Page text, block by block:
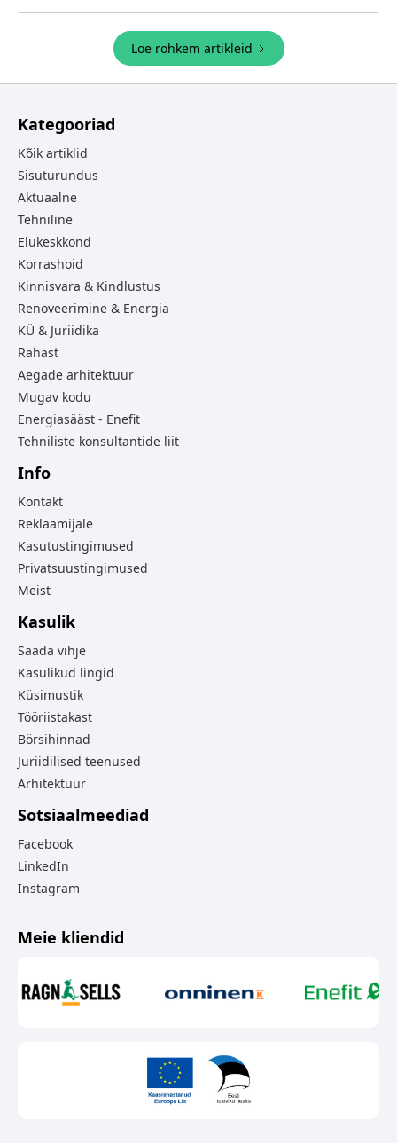
Loe rohkem artikleid
Kategooriad
Kõik artiklid
Sisuturundus
Aktuaalne
Tehniline
Elukeskkond
Korrashoid
Kinnisvara & Kindlustus
Renoveerimine & Energia
KÜ & Juriidika
Rahast
Aegade arhitektuur
Mugav kodu
Energiasääst - Enefit
Tehniliste konsultantide liit
Info
Kontakt
Reklaamijale
Kasutustingimused
Privatsuustingimused
Meist
Kasulik
Saada vihje
Kasulikud lingid
Küsimustik
Tööriistakast
Börsihinnad
Juriidilised teenused
Arhitektuur
Sotsiaalmeediad
Facebook
LinkedIn
Instagram
Meie kliendid